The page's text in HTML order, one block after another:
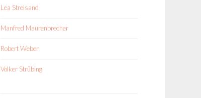
Lea Streisand
Manfred Maurenbrecher
Robert Weber
Volker Strübing